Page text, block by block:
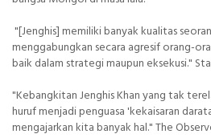
"[Jenghis] memiliki banyak kualitas
menggabungkan secara agresif orang-
baik dalam strategi maupun eksekusi."
"Kebangkitan Jenghis Khan yang tak
huruf menjadi penguasa 'kekaisaran
mengajarkan kita banyak hal." The